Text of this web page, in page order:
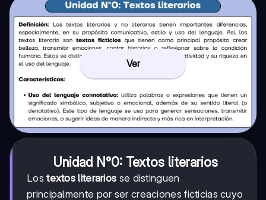
Ver
Unidad N°0: Textos literarios
Lostextos literarios se distinguen
principalmente por ser creaciones ficticias cuyo